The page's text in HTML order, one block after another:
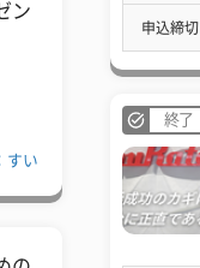
ン
すい
申込締切
終了